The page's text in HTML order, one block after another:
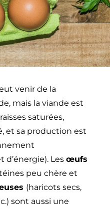
venir de la
mais la viande est
saturées,
et sa production est
d’énergie). Les œufs
peu chère et
(haricots secs,
sont aussi une